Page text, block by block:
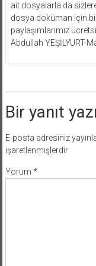
ait dosyalarla da
dosya doküman için
paylaşımlarımız
Abdullah YEŞİLYURT-
Bir yanıt
E-posta adresiniz
işaretlenmişlerdir
Yorum *